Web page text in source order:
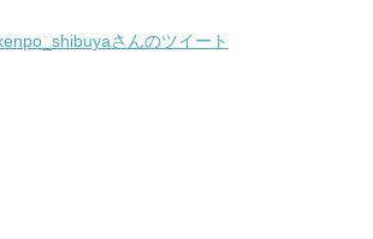
さんのツイート